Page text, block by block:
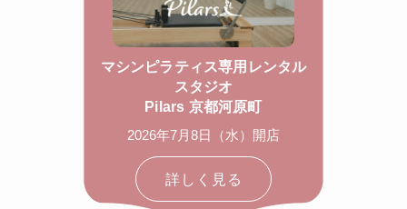
マシンピラティス専用レンタル
スタジオ
Pilars 京都河原町
2026年7月8日（水）開店
詳しく見る